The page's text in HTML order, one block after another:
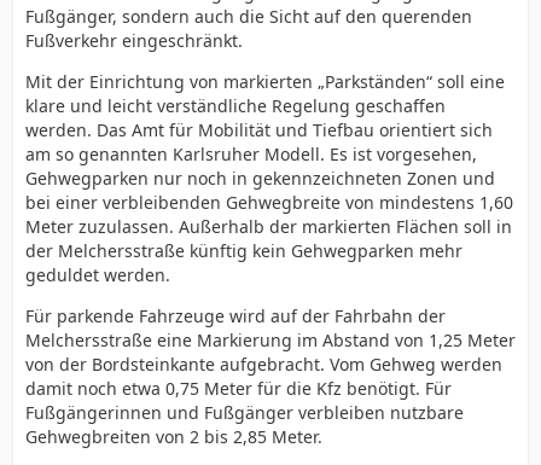
Fußgänger, sondern auch die Sicht auf den querenden
Fußverkehr eingeschränkt.
Mit der Einrichtung von markierten „Parkständen“ soll eine
klare und leicht verständliche Regelung geschaffen
werden. Das Amt für Mobilität und Tiefbau orientiert sich
am so genannten Karlsruher Modell. Es ist vorgesehen,
Gehwegparken nur noch in gekennzeichneten Zonen und
bei einer verbleibenden Gehwegbreite von mindestens 1,60
Meter zuzulassen. Außerhalb der markierten Flächen soll in
der Melchersstraße künftig kein Gehwegparken mehr
geduldet werden.
Für parkende Fahrzeuge wird auf der Fahrbahn der
Melchersstraße eine Markierung im Abstand von 1,25 Meter
von der Bordsteinkante aufgebracht. Vom Gehweg werden
damit noch etwa 0,75 Meter für die Kfz benötigt. Für
Fußgängerinnen und Fußgänger verbleiben nutzbare
Gehwegbreiten von 2 bis 2,85 Meter.